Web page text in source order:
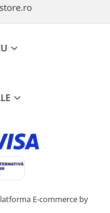
E-commerce by